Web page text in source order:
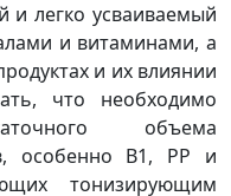
и легко усваиваемый
и витаминами, а
и их влиянии
что необходимо
объема
особенно В1, РР и
тонизирующим